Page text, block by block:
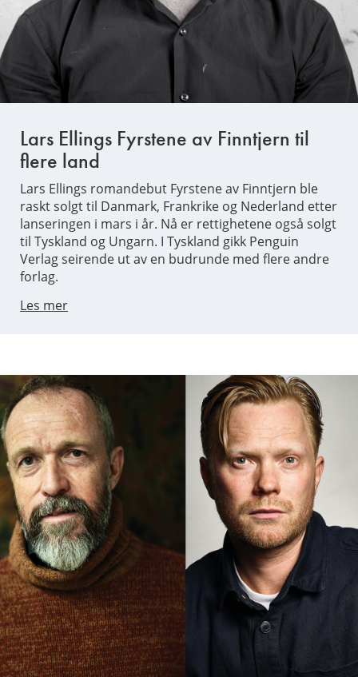
Lars Ellings Fyrstene av Finntjern til
flere land
Lars Ellings romandebut Fyrstene av Finntjern ble
raskt solgt til Danmark, Frankrike og Nederland etter
lanseringen i mars i år. Nå er rettighetene også solgt
til Tyskland og Ungarn. I Tyskland gikk Penguin
Verlag seirende ut av en budrunde med flere andre
forlag.
Les mer